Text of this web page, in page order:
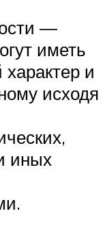
—
иметь
и
исходя
иных